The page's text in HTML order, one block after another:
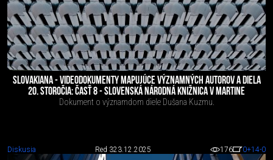
SLOVAKIANA - VIDEODOKUMENTY MAPUJÚCE VÝZNAMNÝCH AUTOROV A DIELA
20. STOROČIA: ČASŤ 8 - SLOVENSKÁ NÁRODNÁ KNIŽNICA V MARTINE
Dokument o významdom diele Dušana Kuzmu.
Diskusia Red 323.12.2025 176 0+14-0